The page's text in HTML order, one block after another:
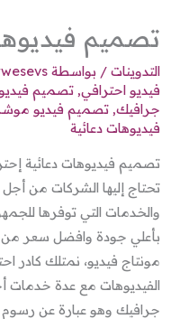
تصميم
التدوينات / بواسطة
فيديو احترافي,تصميم فيديو
جرافيك,تصميم فيديو
فيديوهات دعائية
تصميم فيديوهات دعائية
تحتاج إليها الشركات من
والخدمات التي توفرها
بأعلي جودة وافضل سعر
مونتاج فيديو، نمتلك
الفيديوهات مع عدة
جرافيك وهو عبارة عن رسوم